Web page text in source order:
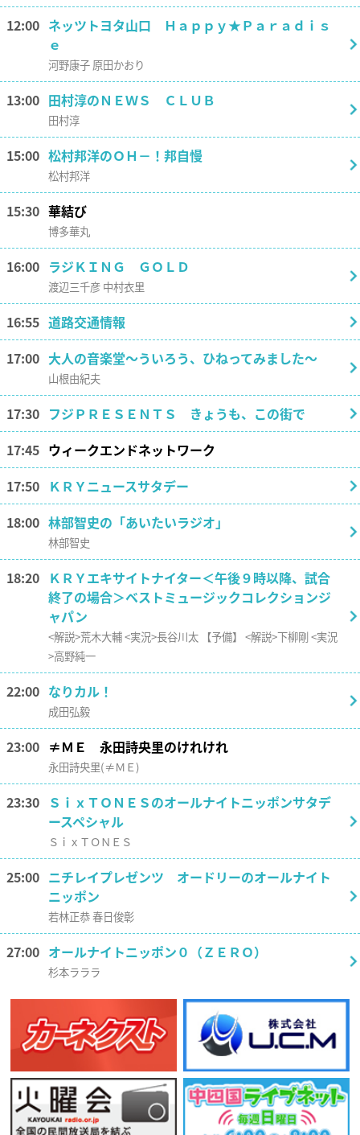
12:00 ネッツトヨタ山口 Ｈａｐｐｙ★Ｐａｒａｄｉｓ
ｅ
河野康子 原田かおり
13:00 田村淳のＮＥＷＳ ＣＬＵＢ
田村淳
15:00 松村邦洋のＯＨ－！邦自慢
松村邦洋
15:30 華結び
博多華丸
16:00 ラジＫＩＮＧ ＧＯＬＤ
渡辺三千彦 中村衣里
16:55 道路交通情報
17:00 大人の音楽堂～ういろう、ひねってみました～
山根由紀夫
17:30 フジＰＲＥＳＥＮＴＳ きょうも、この街で
17:45 ウィークエンドネットワーク
17:50 ＫＲＹニュースサタデー
18:00 林部智史の「あいたいラジオ」
林部智史
18:20 ＫＲＹエキサイトナイター＜午後９時以降、試合
終了の場合＞ベストミュージックコレクションジ
ャパン
<解説>荒木大輔 <実況>長谷川太 【予備】 <解説>下柳剛 <実況
>高野純一
22:00 なりカル！
成田弘毅
23:00 ≠ＭＥ 永田詩央里のけれけれ
永田詩央里(≠ＭＥ)
23:30 ＳｉｘＴＯＮＥＳのオールナイトニッポンサタデ
ースペシャル
ＳｉｘＴＯＮＥＳ
25:00 ニチレイプレゼンツ オードリーのオールナイト
ニッポン
若林正恭 春日俊彰
27:00 オールナイトニッポン０（ＺＥＲＯ）
杉本ラララ